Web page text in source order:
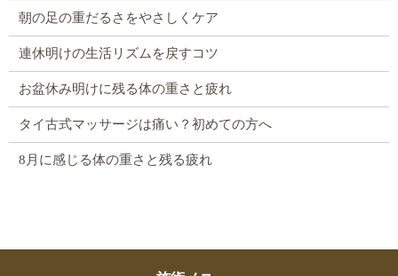
朝の足の重だるさをやさしくケア
連休明けの生活リズムを戻すコツ
お盆休み明けに残る体の重さと疲れ
タイ古式マッサージは痛い？初めての方へ
8月に感じる体の重さと残る疲れ